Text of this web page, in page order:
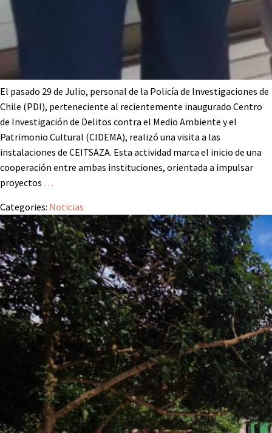
El pasado 29 de Julio, personal de la Policía de Investigaciones de
Chile (PDI), perteneciente al recientemente inaugurado Centro
de Investigación de Delitos contra el Medio Ambiente y el
Patrimonio Cultural (CIDEMA), realizó una visita a las
instalaciones de CEITSAZA. Esta actividad marca el inicio de una
cooperación entre ambas instituciones, orientada a impulsar
proyectos …
Categories: Noticias